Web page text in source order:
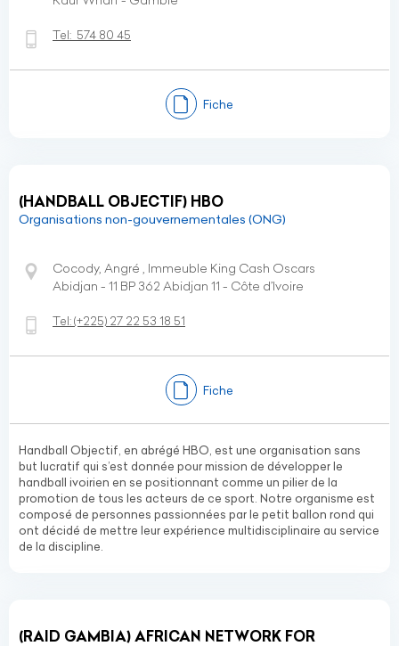
Tel: 574 80 45
Fiche
(HANDBALL OBJECTIF) HBO
Organisations non-gouvernementales (ONG)
Cocody, Angré , Immeuble King Cash Oscars
Abidjan - 11 BP 362 Abidjan 11 - Côte d’Ivoire
Tel:(+225) 27 22 53 18 51
Fiche
Handball Objectif, en abrégé HBO, est une organisation sans
but lucratif qui s’est donnée pour mission de développer le
handball ivoirien en se positionnant comme un pilier de la
promotion de tous les acteurs de ce sport. Notre organisme est
composé de personnes passionnées par le petit ballon rond qui
ont décidé de mettre leur expérience multidisciplinaire au service
de la discipline.
(RAID GAMBIA) AFRICAN NETWORK FOR